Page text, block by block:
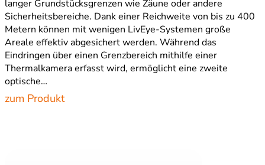
langer Grundstücksgrenzen wie Zäune oder andere
Sicherheitsbereiche. Dank einer Reichweite von bis zu 400
Metern können mit wenigen LivEye-Systemen große
Areale effektiv abgesichert werden. Während das
Eindringen über einen Grenzbereich mithilfe einer
Thermalkamera erfasst wird, ermöglicht eine zweite
optische…
zum Produkt